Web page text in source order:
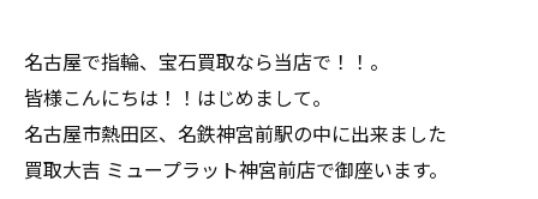
名古屋で指輪、宝石買取なら当店で！！。
皆様こんにちは！！はじめまして。
名古屋市熱田区、名鉄神宮前駅の中に出来ました
買取大吉 ミュープラット神宮前店で御座います。